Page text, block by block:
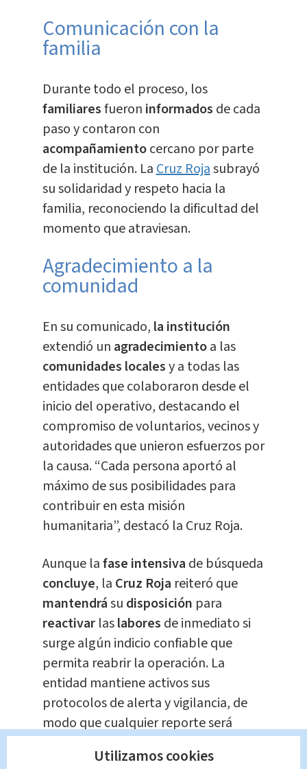
Comunicación con la
familia
Durante todo el proceso, los
familiaresfueron informados de cada
paso y contaron con
acompañamientocercano por parte
de la institución. LaCruz Rojasubrayó
su solidaridad y respeto hacia la
familia, reconociendo la dificultad del
momento que atraviesan.
Agradecimiento a la
comunidad
En su comunicado, la institución
extendió un agradecimientoa las
comunidades localesy a todas las
entidades que colaboraron desde el
inicio del operativo, destacando el
compromiso de voluntarios, vecinos y
autoridades que unieron esfuerzos por
la causa. “Cada persona aportó al
máximo de sus posibilidades para
contribuir en esta misión
humanitaria”, destacó la Cruz Roja.
Aunque lafase intensiva de búsqueda
concluye, la Cruz Roja reiteró que
mantendrásu disposición para
reactivar laslabores de inmediato si
surge algún indicio confiable que
permita reabrir la operación. La
entidad mantiene activos sus
protocolos de alerta y vigilancia, de
modo que cualquier reporte será
atendido con prioridad.
Utilizamos cookies